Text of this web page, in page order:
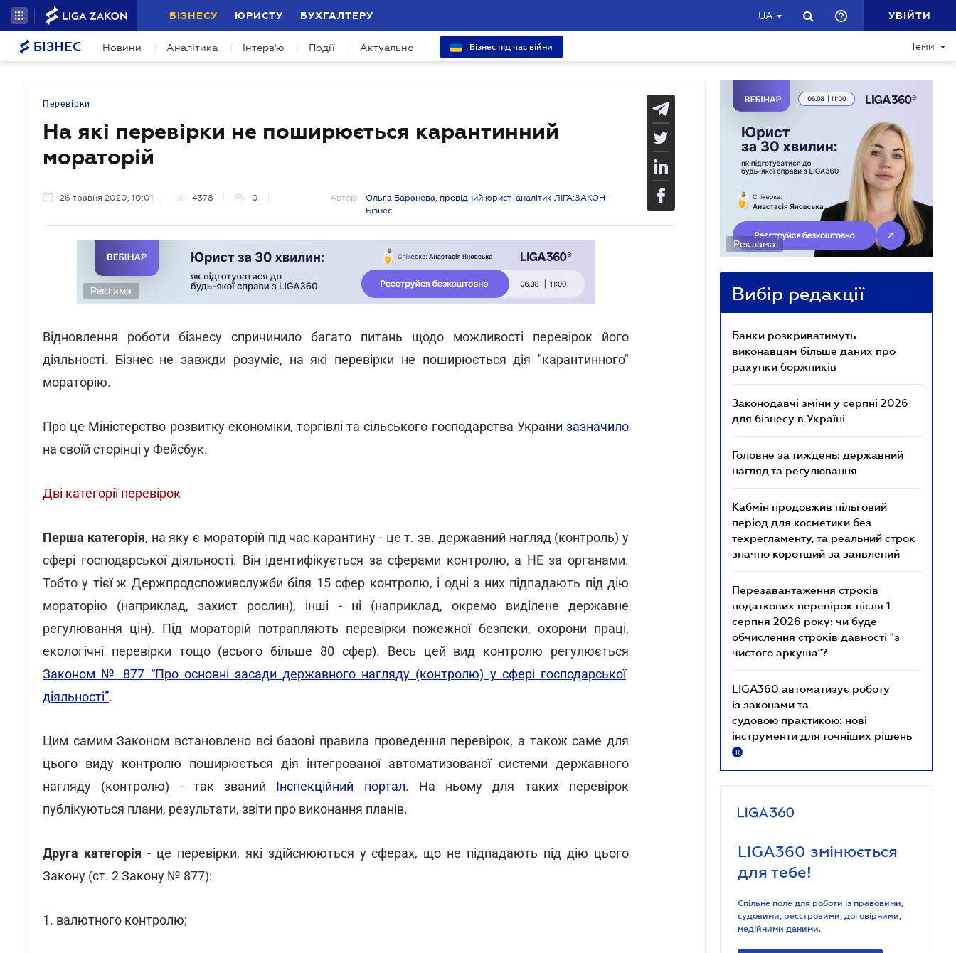
БІЗНЕСУ ЮРИСТУ БУХГАЛТЕРУ UA УВІЙТИ
БІЗНЕС Новини Аналітика Інтерв'ю Події Актуально Бізнес під час війни Теми
Перевірки
На які перевірки не поширюється карантинний
мораторій
26 травня 2020, 10:01 4378 0 Автор:
Ольга Баранова, провідний юрист-аналітик ЛІГА:ЗАКОН
Бізнес
Реклама
Відновлення роботи бізнесу спричинило багато питань щодо можливості перевірок його
діяльності. Бізнес не завжди розуміє, на які перевірки не поширюється дія "карантинного"
мораторію.
Про це Міністерство розвитку економіки, торгівлі та сільського господарства України зазначило
на своїй сторінці у Фейсбук.
Дві категорії перевірок
Перша категорія, на яку є мораторій під час карантину - це т. зв. державний нагляд (контроль) у
сфері господарської діяльності. Він ідентифікується за сферами контролю, а НЕ за органами.
Тобто у тієї ж Держпродспоживслужби біля 15 сфер контролю, і одні з них підпадають під дію
мораторію (наприклад, захист рослин), інші - ні (наприклад, окремо виділене державне
регулювання цін). Під мораторій потрапляють перевірки пожежної безпеки, охорони праці,
екологічні перевірки тощо (всього більше 80 сфер). Весь цей вид контролю регулюється
Законом № 877 “Про основні засади державного нагляду (контролю) у сфері господарської
діяльності”.
Цим самим Законом встановлено всі базові правила проведення перевірок, а також саме для
цього виду контролю поширюється дія інтегрованої автоматизованої системи державного
нагляду (контролю) - так званий Інспекційний портал. На ньому для таких перевірок
публікуються плани, результати, звіти про виконання планів.
Друга категорія - це перевірки, які здійснюються у сферах, що не підпадають під дію цього
Закону (ст. 2 Закону № 877):
1. валютного контролю;
Реклама
Вибір редакції
Банки розкриватимуть
виконавцям більше даних про
рахунки боржників
Законодавчі зміни у серпні 2026
для бізнесу в Україні
Головне за тиждень: державний
нагляд та регулювання
Кабмін продовжив пільговий
період для косметики без
техрегламенту, та реальний строк
значно коротший за заявлений
Перезавантаження строків
податкових перевірок після 1
серпня 2026 року: чи буде
обчислення строків давності "з
чистого аркуша"?
LIGA360 автоматизує роботу
із законами та
судовою практикою: нові
інструменти для точніших рішень
R
LIGA360 змінюється
для тебе!
Спільне поле для роботи із правовими,
судовими, реєстровими, договірними,
медійними даними.